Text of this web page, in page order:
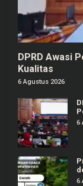
DPRD Awasi
Kualitas
6 Agustus 2026
6
6